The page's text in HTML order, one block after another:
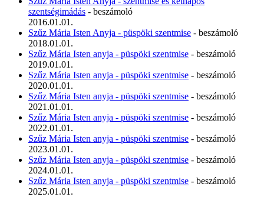
szentségimádás - beszámoló
2016.01.01.
Szűz Mária Isten Anyja - püspöki szentmise - beszámoló
2018.01.01.
Szűz Mária Isten anyja - püspöki szentmise - beszámoló
2019.01.01.
Szűz Mária Isten anyja - püspöki szentmise - beszámoló
2020.01.01.
Szűz Mária Isten anyja - püspöki szentmise - beszámoló
2021.01.01.
Szűz Mária Isten anyja - püspöki szentmise - beszámoló
2022.01.01.
Szűz Mária Isten anyja - püspöki szentmise - beszámoló
2023.01.01.
Szűz Mária Isten anyja - püspöki szentmise - beszámoló
2024.01.01.
Szűz Mária Isten anyja - püspöki szentmise - beszámoló
2025.01.01.